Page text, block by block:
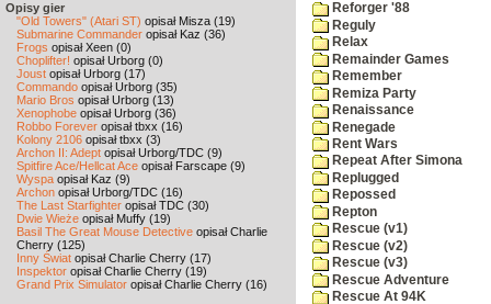
Opisy gier
"Old Towers" (Atari ST) opisał Misza (19)
Submarine Commander opisał Kaz (36)
Frogs opisał Xeen (0)
Choplifter! opisał Urborg (0)
Joust opisał Urborg (17)
Commando opisał Urborg (35)
Mario Bros opisał Urborg (13)
Xenophobe opisał Urborg (36)
Robbo Forever opisał tbxx (16)
Kolony 2106 opisał tbxx (3)
Archon II: Adept opisał Urborg/TDC (9)
Spitfire Ace/Hellcat Ace opisał Farscape (9)
Wyspa opisał Kaz (9)
Archon opisał Urborg/TDC (16)
The Last Starfighter opisał TDC (30)
Dwie Wieże opisał Muffy (19)
Basil The Great Mouse Detective opisał Charlie
Cherry (125)
Inny Świat opisał Charlie Cherry (17)
Inspektor opisał Charlie Cherry (19)
Grand Prix Simulator opisał Charlie Cherry (16)
Reforger '88
Reguly
Relax
Remainder Games
Remember
Remiza Party
Renaissance
Renegade
Rent Wars
Repeat After Simona
Replugged
Repossed
Repton
Rescue (v1)
Rescue (v2)
Rescue (v3)
Rescue Adventure
Rescue At 94K